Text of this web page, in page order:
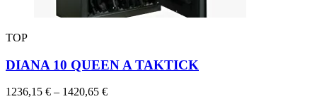
TOP
DIANA 10 QUEEN A TAKTICK
1236,15 € – 1420,65 €Price